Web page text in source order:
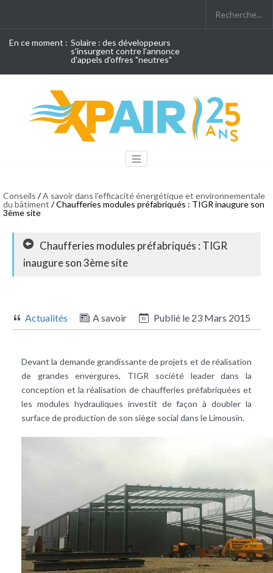
En ce moment : Solaire : des développeurs
s'insurgent contre l'annonce
d'appels d'offres "neutres"
Conseils /A savoir dans l'efficacité énergétique et environnementale
du bâtiment / Chaufferies modules préfabriqués : TIGR inaugure son
3ème site
Chaufferies modules préfabriqués : TIGR
inaugure son 3ème site
Actualités A savoir Publié le 23 Mars 2015
Devant la demande grandissante de projets et de réalisation
de grandes envergures, TIGR société leader dans la
conception et la réalisation de chaufferies préfabriquées et
les modules hydrauliques investit de façon à doubler la
surface de production de son siège social dans le Limousin.